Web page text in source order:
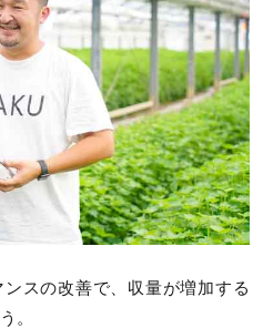
スの改善で、収量が増加する
。